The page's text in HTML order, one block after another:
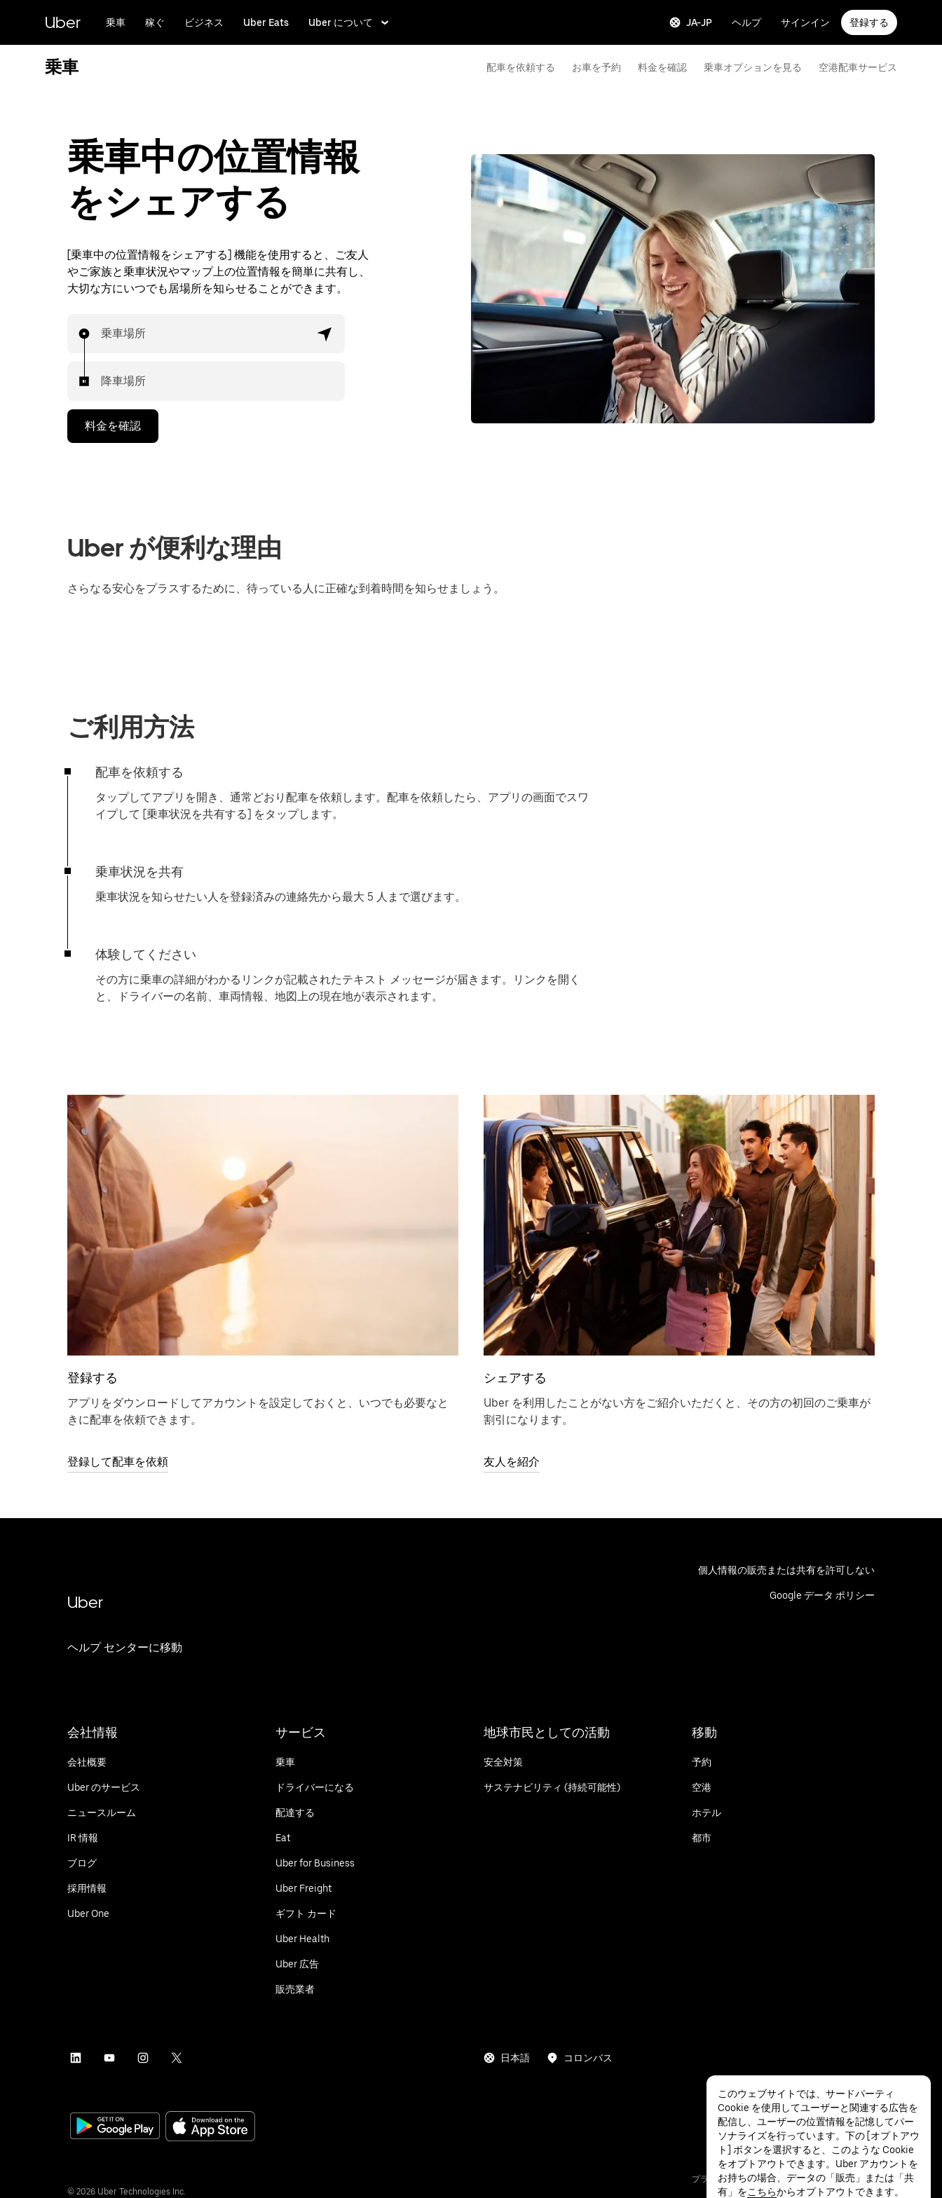
Uber 乗車 稼ぐ ビジネス Uber Eats Uber について JA-JP ヘルプ サインイン 登録する
乗車 配車を依頼する お車を予約 料金を確認 乗車オプションを見る 空港配車サービス
乗車中の位置情報
をシェアする
[乗車中の位置情報をシェアする] 機能を使用すると、ご友人
やご家族と乗車状況やマップ上の位置情報を簡単に共有し、
大切な方にいつでも居場所を知らせることができます。
乗車場所
降車場所
料金を確認
Uber が便利な理由
さらなる安心をプラスするために、待っている人に正確な到着時間を知らせましょう。
ご利用方法
配車を依頼する
タップしてアプリを開き、通常どおり配車を依頼します。配車を依頼したら、アプリの画面でスワ
イプして [乗車状況を共有する] をタップします。
乗車状況を共有
乗車状況を知らせたい人を登録済みの連絡先から最大 5 人まで選びます。
体験してください
その方に乗車の詳細がわかるリンクが記載されたテキスト メッセージが届きます。リンクを開く
と、ドライバーの名前、車両情報、地図上の現在地が表示されます。
登録する
アプリをダウンロードしてアカウントを設定しておくと、いつでも必要なと
きに配車を依頼できます。
登録して配車を依頼
シェアする
Uber を利用したことがない方をご紹介いただくと、その方の初回のご乗車が
割引になります。
友人を紹介
Uber
ヘルプ センターに移動
個人情報の販売または共有を許可しない
Google データ ポリシー
会社情報
会社概要
Uber のサービス
ニュースルーム
IR 情報
ブログ
採用情報
Uber One
サービス
乗車
ドライバーになる
配達する
Eat
Uber for Business
Uber Freight
ギフト カード
Uber Health
Uber 広告
販売業者
地球市民としての活動
安全対策
サステナビリティ (持続可能性)
移動
予約
空港
ホテル
都市
日本語 コロンバス
© 2026 Uber Technologies Inc.
プライバシー
アクセシビリ
ティ
利用規約
このウェブサイトでは、サードパーティ
Cookie を使用してユーザーと関連する広告を
配信し、ユーザーの位置情報を記憶してパー
ソナライズを行っています。下の [オプトアウ
ト] ボタンを選択すると、このような Cookie
をオプトアウトできます。Uber アカウントを
お持ちの場合、データの「販売」または「共
有」をこちらからオプトアウトできます。